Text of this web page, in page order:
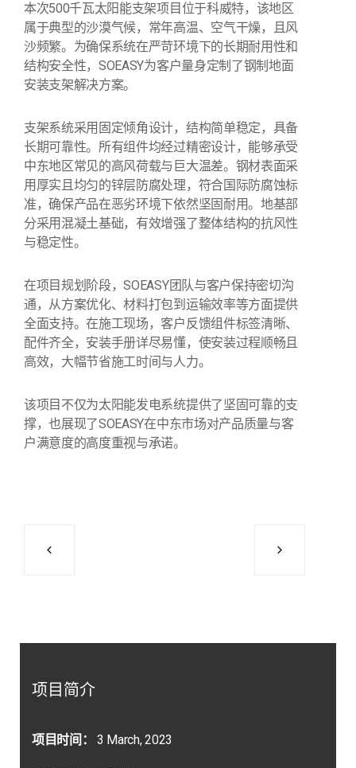
本次500千瓦太阳能支架项目位于科威特，该地区
属于典型的沙漠气候，常年高温、空气干燥，且风
沙频繁。为确保系统在严苛环境下的长期耐用性和
结构安全性，SOEASY为客户量身定制了钢制地面
安装支架解决方案。
支架系统采用固定倾角设计，结构简单稳定，具备
长期可靠性。所有组件均经过精密设计，能够承受
中东地区常见的高风荷载与巨大温差。钢材表面采
用厚实且均匀的锌层防腐处理，符合国际防腐蚀标
准，确保产品在恶劣环境下依然坚固耐用。地基部
分采用混凝土基础，有效增强了整体结构的抗风性
与稳定性。
在项目规划阶段，SOEASY团队与客户保持密切沟
通，从方案优化、材料打包到运输效率等方面提供
全面支持。在施工现场，客户反馈组件标签清晰、
配件齐全，安装手册详尽易懂，使安装过程顺畅且
高效，大幅节省施工时间与人力。
该项目不仅为太阳能发电系统提供了坚固可靠的支
撑，也展现了SOEASY在中东市场对产品质量与客
户满意度的高度重视与承诺。
项目简介
项目时间： 3 March, 2023